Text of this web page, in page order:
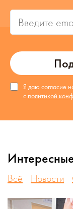
Я даю согласие
с политикой
Всё Новости